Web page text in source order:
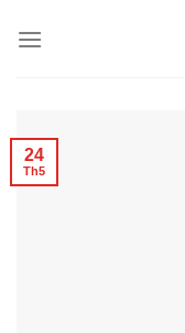
24
Th5